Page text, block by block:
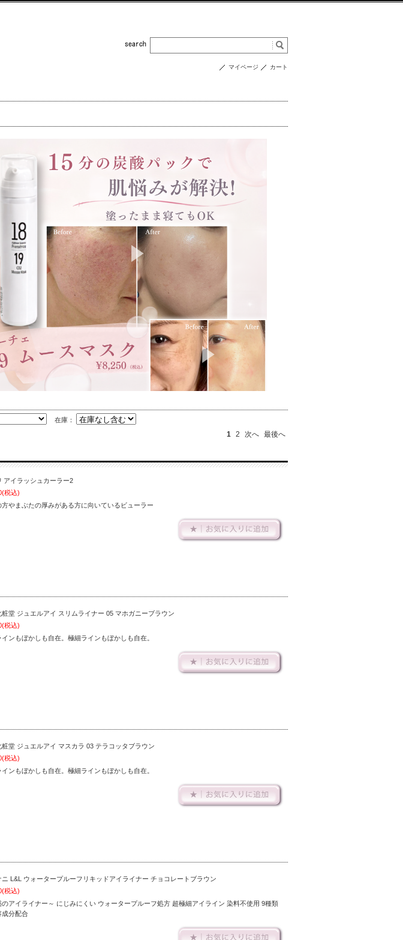
マイページ カート
在庫：
1 2 次へ 最後へ
アイラッシュカーラー2
(税込)
方やまぶたの厚みがある方に向いているビューラー
粧堂 ジュエルアイ スリムライナー 05 マホガニーブラウン
(税込)
インもぼかしも自在。極細ラインもぼかしも自在。
粧堂 ジュエルアイ マスカラ 03 テラコッタブラウン
(税込)
インもぼかしも自在。極細ラインもぼかしも自在。
ニ L&L ウォータープルーフリキッドアイライナー チョコレートブラウン
(税込)
のアイライナー～ にじみにくい ウォータープルーフ処方 超極細アイライン 染料不使用 9種類
成分配合